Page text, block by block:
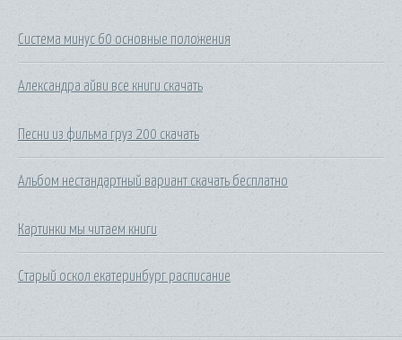
Система минус 60 основные положения
Александра айви все книги скачать
Песни из фильма груз 200 скачать
Альбом нестандартный вариант скачать бесплатно
Картинки мы читаем книги
Старый оскол екатеринбург расписание